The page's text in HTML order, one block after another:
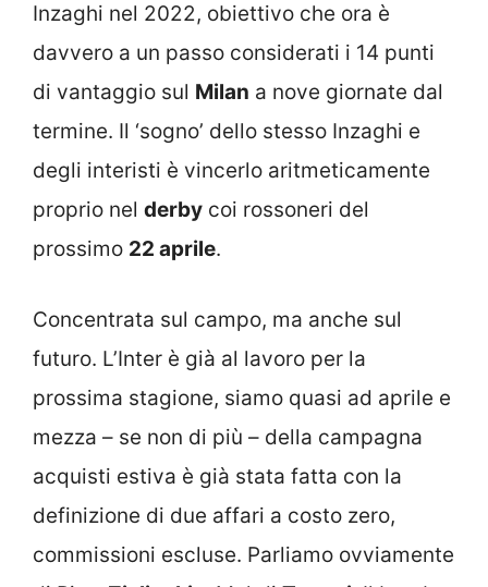
Inzaghi nel 2022, obiettivo che ora è
davvero a un passo considerati i 14 punti
di vantaggio sul Milan a nove giornate dal
termine. Il ‘sogno’ dello stesso Inzaghi e
degli interisti è vincerlo aritmeticamente
proprio nel derby coi rossoneri del
prossimo 22 aprile.
Concentrata sul campo, ma anche sul
futuro. L’Inter è già al lavoro per la
prossima stagione, siamo quasi ad aprile e
mezza – se non di più – della campagna
acquisti estiva è già stata fatta con la
definizione di due affari a costo zero,
commissioni escluse. Parliamo ovviamente